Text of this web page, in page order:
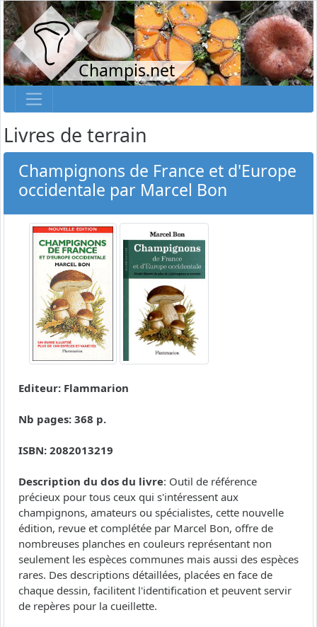
Champis.net
Livres de terrain
Champignons de France et d'Europe
occidentale par Marcel Bon
Editeur: Flammarion
Nb pages: 368 p.
ISBN: 2082013219
Description du dos du livre: Outil de référence
précieux pour tous ceux qui s'intéressent aux
champignons, amateurs ou spécialistes, cette nouvelle
édition, revue et complétée par Marcel Bon, offre de
nombreuses planches en couleurs représentant non
seulement les espèces communes mais aussi des espèces
rares. Des descriptions détaillées, placées en face de
chaque dessin, facilitent l'identification et peuvent servir
de repères pour la cueillette.